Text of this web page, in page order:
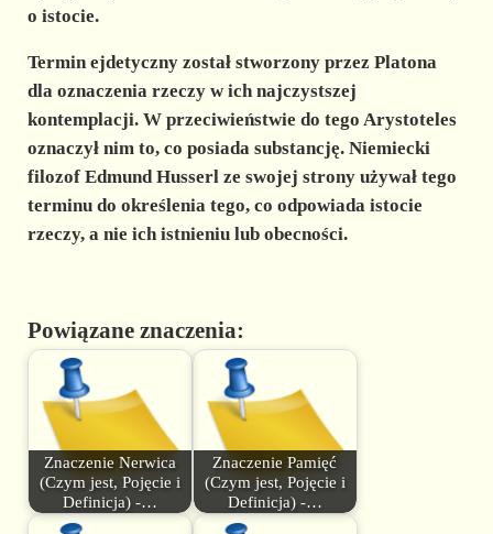
o istocie.
Termin ejdetyczny został stworzony przez Platona
dla oznaczenia rzeczy w ich najczystszej
kontemplacji. W przeciwieństwie do tego Arystoteles
oznaczył nim to, co posiada substancję.Niemiecki
filozof Edmund Husserlze swojej strony używał tego
terminu do określenia tego, co odpowiada istocie
rzeczy, a nie ich istnieniu lub obecności.
Powiązane znaczenia:
Znaczenie Nerwica
(Czym jest, Pojęcie i
Definicja) -…
Znaczenie Pamięć
(Czym jest, Pojęcie i
Definicja) -…